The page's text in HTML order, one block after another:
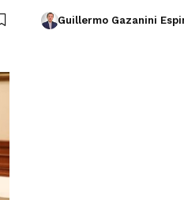
Guillermo Gazanini